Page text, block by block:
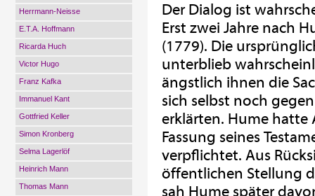
Herrmann-Neisse
E.T.A. Hoffmann
Ricarda Huch
Victor Hugo
Franz Kafka
Immanuel Kant
Gottfried Keller
Simon Kronberg
Selma Lagerlöf
Heinrich Mann
Thomas Mann
Der Dialog ist
Erst zwei Jahre nach
(1779). Die
unterblieb
ängstlich ihnen die
sich selbst noch
erklärten. Hume hatte
Fassung seines
verpflichtet. Aus
öffentlichen Stellung
sah Hume später